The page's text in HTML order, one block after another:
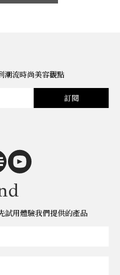
潮流時尚美容觀點
訂閱
試用體驗我們提供的產品